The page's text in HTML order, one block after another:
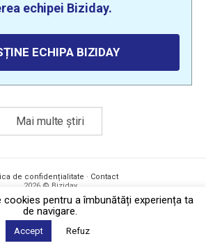
echipei Biziday.
ECHIPA BIZIDAY
Mai multe știri
de confidențialitate · Contact
2026 © Biziday
pentru a îmbunătăți experiența ta
de navigare.
Accept Refuz